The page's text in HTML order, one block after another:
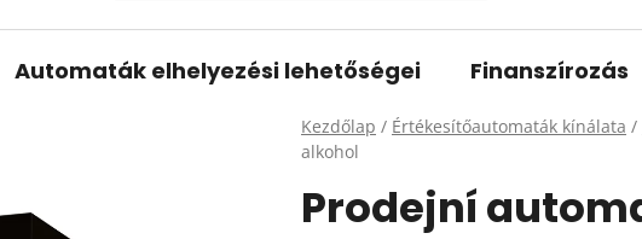
Automaták elhelyezési lehetőségei Finanszírozás
Kezdőlap / Értékesítőautomaták kínálata /
alkohol
Prodejní